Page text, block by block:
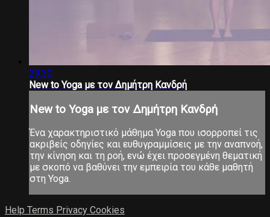
29:30
New to Yoga με τον Δημήτρη Κανδρή
New to Yoga με τον Δημήτρη Κανδρή
Ένα χαρακτηριστικό μάθημα Yoga που ισορροπεί τις
ακριβείς οδηγίες και ευθυγραμμίσεις με την αναπνοή,
την κίνηση και τη ροή, ενώ έχει προσεγμένη θεματική
με σκοπό να βαθύνει την εμπειρία του κάθε μαθητή
στη Yoga.
Help Terms Privacy Cookies